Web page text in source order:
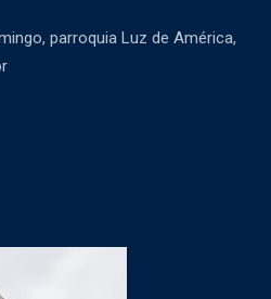
parroquia Luz de América,